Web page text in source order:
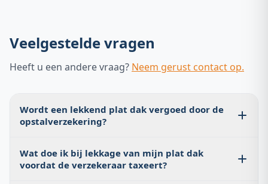
Veelgestelde vragen
Heeft u een andere vraag? Neem gerust contact op.
Wordt een lekkend plat dak vergoed door de
opstalverzekering?
externe oorzaak is zoals storm (windkracht 7+) of hagel.
Slijtage, veroudering of achterstallig onderhoud worden
Wat doe ik bij lekkage van mijn plat dak
voordat de verzekeraar taxeert?